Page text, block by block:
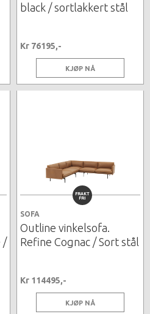
black / sortlakkert stål
Kr 76195,-
KJØP NÅ
/
FRAKT
FRI
SOFA
Outline vinkelsofa.
Refine Cognac / Sort stål
Kr 114495,-
KJØP NÅ